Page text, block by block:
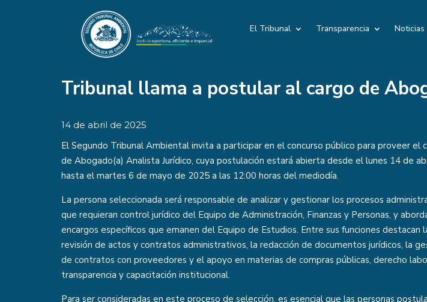
El Tribunal Transparencia Noticias
Tribunal llama a postular al cargo de
14 de abril de 2025
El Segundo Tribunal Ambiental invita a participar en el concurso público para proveer el
de Abogado(a) Analista Jurídico, cuya postulación estará abierta desde el lunes 14 de
hasta el martes 6 de mayo de 2025 a las 12:00 horas del mediodía.
La persona seleccionada será responsable de analizar y gestionar los procesos
que requieran control jurídico del Equipo de Administración, Finanzas y Personas, y
encargos específicos que emanen del Equipo de Estudios. Entre sus funciones destacan
revisión de actos y contratos administrativos, la redacción de documentos jurídicos, la
de contratos con proveedores y el apoyo en materias de compras públicas, derecho
transparencia y capacitación institucional.
Para ser consideradas en este proceso de selección, es esencial que las personas